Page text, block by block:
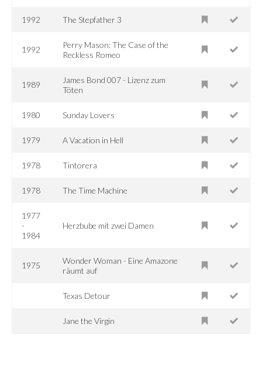
1992 The Stepfather 3
1992
Perry Mason: The Case of the
Reckless Romeo
1989
James Bond 007 - Lizenz zum
Töten
1980 Sunday Lovers
1979 A Vacation in Hell
1978 Tintorera
1978 The Time Machine
1977
-
1984
Herzbube mit zwei Damen
1975
Wonder Woman - Eine Amazone
räumt auf
Texas Detour
Jane the Virgin